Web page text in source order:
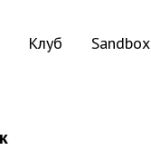
Клуб Sandbox